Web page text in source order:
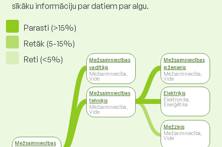
sīkāku informāciju par datiem par algu.
Parasti (>15%)
Retāk (5-15%)
Reti (<5%)
Mežsaimniecības
Mežsaimniecības
vadītājs
Mežsaimniecība,
Vide
Mežsaimniecības
tehniķis
Mežsaimniecība,
Vide
Mežsaimniecības
inženieris
Mežsaimniecība,
Vide
Elektriķis
Elektronika,
Enerģētika
Mežzinis
Mežsaimniecība,
Vide